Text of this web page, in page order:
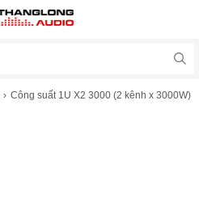
Công suất 1U X2 3000 (2 kênh x 3000W)